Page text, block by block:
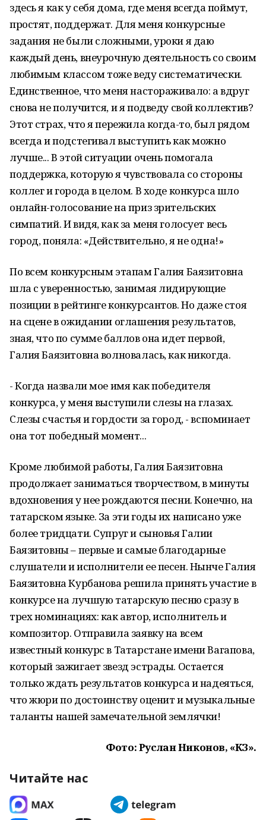
здесь я как у себя дома, где меня всегда поймут,
простят, поддержат. Для меня конкурсные
задания не были сложными, уроки я даю
каждый день, внеурочную деятельность со своим
любимым классом тоже веду систематически.
Единственное, что меня настораживало: а вдруг
снова не получится, и я подведу свой коллектив?
Этот страх, что я пережила когда-то, был рядом
всегда и подстегивал выступить как можно
лучше... В этой ситуации очень помогала
поддержка, которую я чувствовала со стороны
коллег и города в целом. В ходе конкурса шло
онлайн-голосование на приз зрительских
симпатий. И видя, как за меня голосует весь
город, поняла: «Действительно, я не одна!»
По всем конкурсным этапам Галия Баязитовна
шла с уверенностью, занимая лидирующие
позиции в рейтинге конкурсантов. Но даже стоя
на сцене в ожидании оглашения результатов,
зная, что по сумме баллов она идет первой,
Галия Баязитовна волновалась, как никогда.
- Когда назвали мое имя как победителя
конкурса, у меня выступили слезы на глазах.
Слезы счастья и гордости за город, - вспоминает
она тот победный момент...
Кроме любимой работы, Галия Баязитовна
продолжает заниматься творчеством, в минуты
вдохновения у нее рождаются песни. Конечно, на
татарском языке. За эти годы их написано уже
более тридцати. Супруг и сыновья Галии
Баязитовны – первые и самые благодарные
слушатели и исполнители ее песен. Нынче Галия
Баязитовна Курбанова решила принять участие в
конкурсе на лучшую татарскую песню сразу в
трех номинациях: как автор, исполнитель и
композитор. Отправила заявку на всем
известный конкурс в Татарстане имени Вагапова,
который зажигает звезд эстрады. Остается
только ждать результатов конкурса и надеяться,
что жюри по достоинству оценит и музыкальные
таланты нашей замечательной землячки!
Фото: Руслан Никонов, «КЗ».
Читайте нас